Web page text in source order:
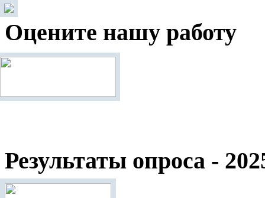
Оцените нашу работу
Результаты опроса -